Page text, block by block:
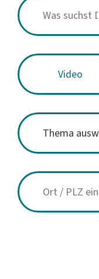
Video